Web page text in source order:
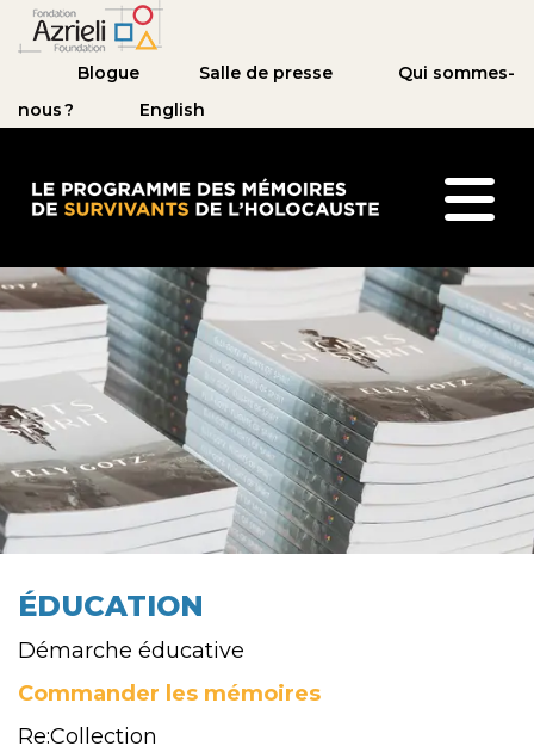
Blogue Salle de presse
Qui sommes-
nous ?
English
ÉDUCATION
Démarche éducative
Commander les mémoires
Re:Collection